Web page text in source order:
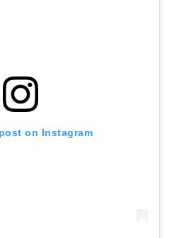
on Instagram